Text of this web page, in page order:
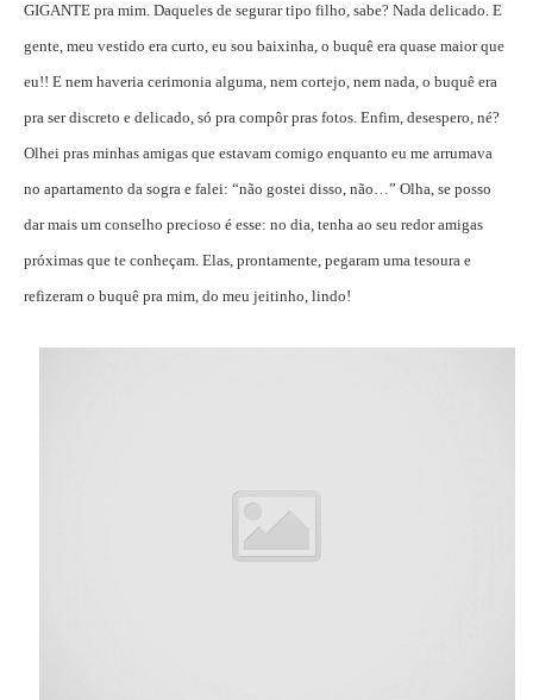
GIGANTE pra mim. Daqueles de segurar tipo filho, sabe? Nada delicado. E
gente, meu vestido era curto, eu sou baixinha, o buquê era quase maior que
eu!! E nem haveria cerimonia alguma, nem cortejo, nem nada, o buquê era
pra ser discreto e delicado, só pra compôr pras fotos. Enfim, desespero, né?
Olhei pras minhas amigas que estavam comigo enquanto eu me arrumava
no apartamento da sogra e falei: “não gostei disso, não…” Olha, se posso
dar mais um conselho precioso é esse: no dia, tenha ao seu redor amigas
próximas que te conheçam. Elas, prontamente, pegaram uma tesoura e
refizeram o buquê pra mim, do meu jeitinho, lindo!